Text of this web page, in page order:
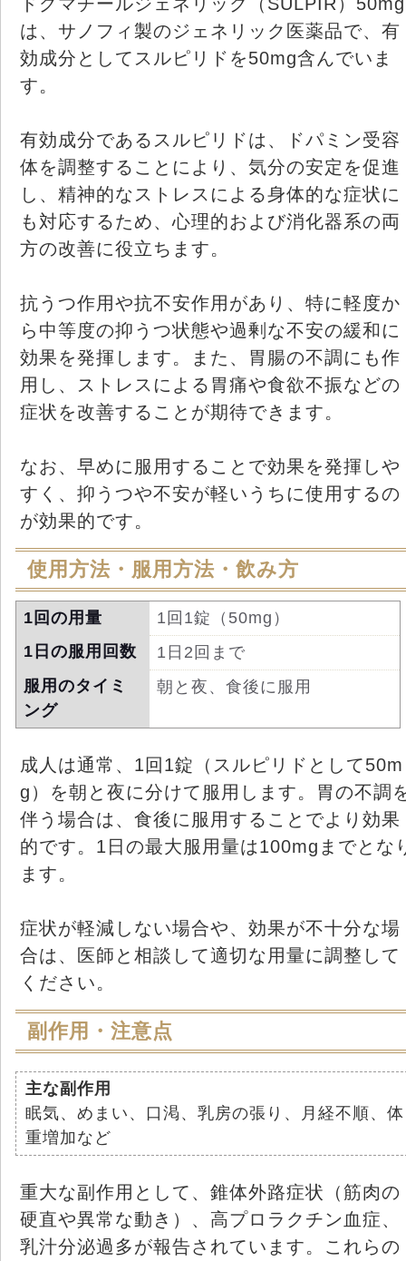
は、サノフィ製のジェネリック医薬品で、有
効成分としてスルピリドを50mg含んでいま
す。
有効成分であるスルピリドは、ドパミン受容
体を調整することにより、気分の安定を促進
し、精神的なストレスによる身体的な症状に
も対応するため、心理的および消化器系の両
方の改善に役立ちます。
抗うつ作用や抗不安作用があり、特に軽度か
ら中等度の抑うつ状態や過剰な不安の緩和に
効果を発揮します。また、胃腸の不調にも作
用し、ストレスによる胃痛や食欲不振などの
症状を改善することが期待できます。
なお、早めに服用することで効果を発揮しや
すく、抑うつや不安が軽いうちに使用するの
が効果的です。
使用方法・服用方法・飲み方
1回の用量
1回1錠（50mg）
1日の服用回数
1日2回まで
服用のタイミ
ング
朝と夜、食後に服用
成人は通常、1回1錠（スルピリドとして50m
g）を朝と夜に分けて服用します。胃の不調
伴う場合は、食後に服用することでより効果
的です。1日の最大服用量は100mgまでとな
ます。
症状が軽減しない場合や、効果が不十分な場
合は、医師と相談して適切な用量に調整して
ください。
副作用・注意点
主な副作用
眠気、めまい、口渇、乳房の張り、月経不順、体
重増加など
重大な副作用として、錐体外路症状（筋肉の
硬直や異常な動き）、高プロラクチン血症、
乳汁分泌過多が報告されています。これらの